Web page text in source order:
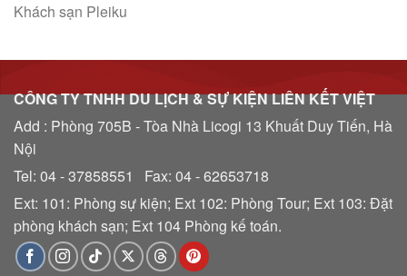
Khách sạn Pleiku
CÔNG TY TNHH DU LỊCH & SỰ KIỆN LIÊN KẾT VIỆT
Add : Phòng 705B - Tòa Nhà Licogi 13 Khuất Duy Tiến, Hà
Nội
Tel: 04 - 37858551 Fax: 04 - 62653718
Ext: 101: Phòng sự kiện; Ext 102: Phòng Tour; Ext 103: Đặt
phòng khách sạn; Ext 104 Phòng kế toán.